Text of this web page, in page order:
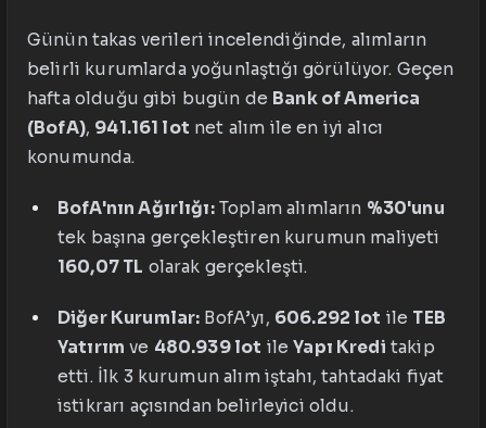
Günün takas verileri incelendiğinde, alımların
belirli kurumlarda yoğunlaştığı görülüyor. Geçen
hafta olduğu gibi bugün de Bank of America
(BofA), 941.161 lot net alım ile en iyi alıcı
konumunda.
BofA'nın Ağırlığı:Toplam alımların %30'unu
tek başına gerçekleştiren kurumun maliyeti
160,07 TL olarak gerçekleşti.
Diğer Kurumlar: BofA’yı, 606.292 lot ile TEB
Yatırım ve 480.939 lot ileYapı Kredi takip
etti. İlk 3 kurumun alım iştahı, tahtadaki fiyat
istikrarı açısından belirleyici oldu.